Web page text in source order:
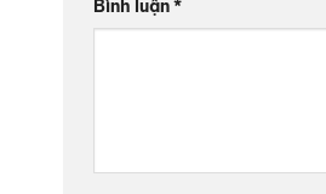
Bình luận*